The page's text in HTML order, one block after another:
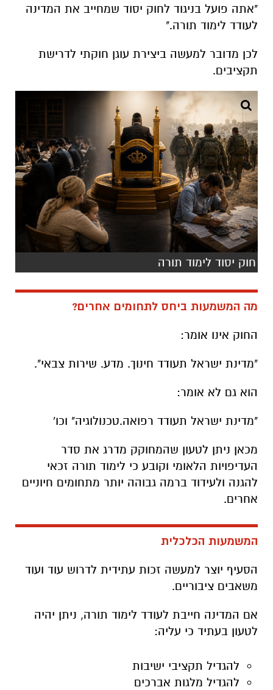
"אתה פועל בניגוד לחוק יסוד שמחייב את המדינה
לעודד לימוד תורה."
לכן מדובר למעשה ביצירת עוגן חוקתי לדרישת
תקציבים.
חוק יסוד לימוד תורה
מה המשמעות ביחס לתחומים אחרים?
החוק אינו אומר:
"מדינת ישראל תעודד חינוך. מדע. שירות צבאי".
הוא גם לא אומר:
"מדינת ישראל תעודד רפואה.טכנולוגיה" וכו'
מכאן ניתן לטעון שהמחוקק מדרג את סדר
העדיפויות הלאומי וקובע כי לימוד תורה זכאי
להגנה ולעידוד ברמה גבוהה יותר מתחומים חיוניים
אחרים.
המשמעות הכלכלית
הסעיף יוצר למעשה זכות עתידית לדרוש עוד ועוד
משאבים ציבוריים.
אם המדינה חייבת לעודד לימוד תורה, ניתן יהיה
לטעון בעתיד כי עליה:
להגדיל תקציבי ישיבות
להגדיל מלגות אברכים